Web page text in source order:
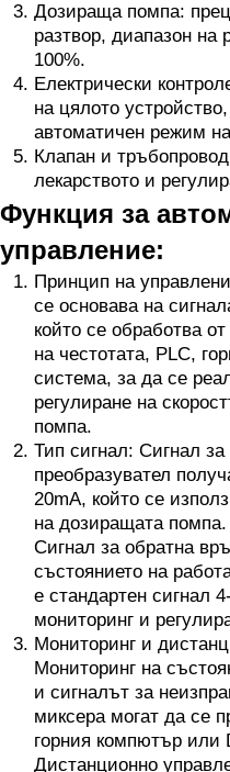
Дозираща помпа:
разтвор, диапазон на
100%.
Електрически
на цялото
автоматичен режим
Клапан и
лекарството и
Функция за
управление:
Принцип на
се основава на
който се обработва
на честотата, PLC,
система, за да се
регулиране на
помпа.
Тип сигнал: Сигнал
преобразувател
20mA, който се
на дозиращата помпа.
Сигнал за обратна
състоянието на
е стандартен сигнал
мониторинг и
Мониторинг и
Мониторинг на
и сигналът за
миксера могат да се
горния компютър или
Дистанционно